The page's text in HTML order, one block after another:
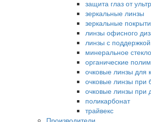
защита глаз от
зеркальные линзы
зеркальные
линзы офисного
линзы с
минеральное стекло
органические
очковые линзы для
очковые линзы при
очковые линзы при
поликарбонат
трайвекс